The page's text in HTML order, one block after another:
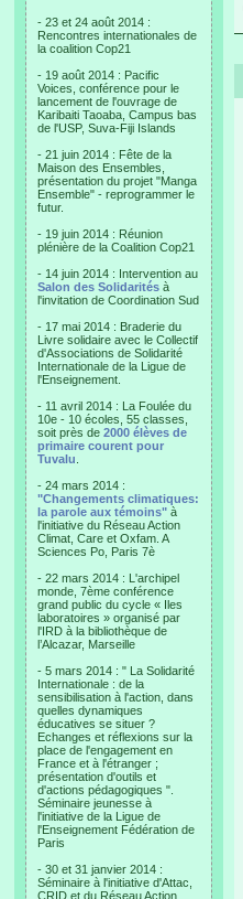
- 23 et 24 août 2014 :
Rencontres internationales de
la coalition Cop21
- 19 août 2014 : Pacific
Voices, conférence pour le
lancement de l'ouvrage de
Karibaiti Taoaba, Campus bas
de l'USP, Suva-Fiji Islands
- 21 juin 2014 : Fête de la
Maison des Ensembles,
présentation du projet "Manga
Ensemble" - reprogrammer le
futur.
- 19 juin 2014 : Réunion
plénière de la Coalition Cop21
- 14 juin 2014 : Intervention au
Salon des Solidarités à
l'invitation de Coordination Sud
- 17 mai 2014 : Braderie du
Livre solidaire avec le Collectif
d'Associations de Solidarité
Internationale de la Ligue de
l'Enseignement.
- 11 avril 2014 : La Foulée du
10e - 10 écoles, 55 classes,
soit près de 2000 élèves de
primaire courent pour
Tuvalu
- 24 mars 2014 :
"Changements climatiques:
la parole aux témoins" à
l'initiative du Réseau Action
Climat, Care et Oxfam. A
Sciences Po, Paris 7è
- 22 mars 2014 : L'archipel
monde, 7ème conférence
grand public du cycle « Iles
laboratoires » organisé par
l'IRD à la bibliothèque de
l’Alcazar, Marseille
- 5 mars 2014 : " La Solidarité
Internationale : de la
sensibilisation à l'action, dans
quelles dynamiques
éducatives se situer ?
Echanges et réflexions sur la
place de l'engagement en
France et à l'étranger ;
présentation d'outils et
d'actions pédagogiques ".
Séminaire jeunesse à
l'initiative de la Ligue de
l'Enseignement Fédération de
Paris
- 30 et 31 janvier 2014 :
Séminaire à l'initiative d'Attac,
CRID et du Réseau Action